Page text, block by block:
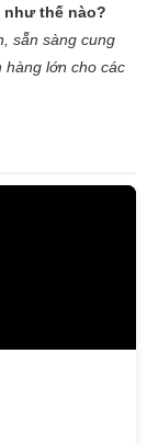
như thế nào?
sẵn sàng cung
lớn cho các